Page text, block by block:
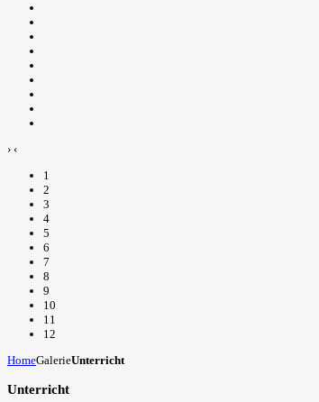
› ‹
1
2
3
4
5
6
7
8
9
10
11
12
HomeGalerieUnterricht
Unterricht